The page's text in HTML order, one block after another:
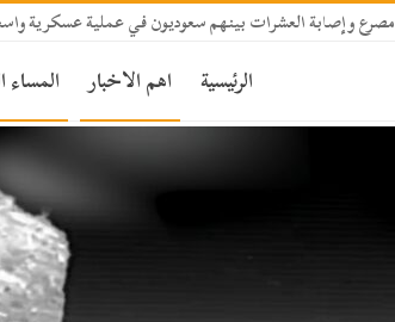
مصرع وإصابة العشرات بينهم سعوديون في عملية عسكرية
الرئيسية اهم الاخبار المساء